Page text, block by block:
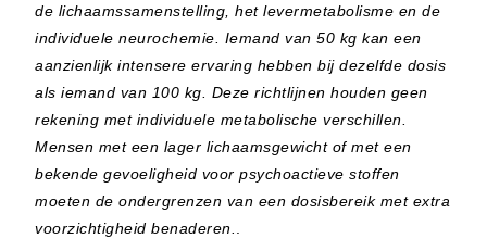
de lichaamssamenstelling, het levermetabolisme en de
individuele neurochemie. Iemand van 50 kg kan een
aanzienlijk intensere ervaring hebben bij dezelfde dosis
als iemand van 100 kg. Deze richtlijnen houden geen
rekening met individuele metabolische verschillen.
Mensen met een lager lichaamsgewicht of met een
bekende gevoeligheid voor psychoactieve stoffen
moeten de ondergrenzen van een dosisbereik met extra
voorzichtigheid benaderen.